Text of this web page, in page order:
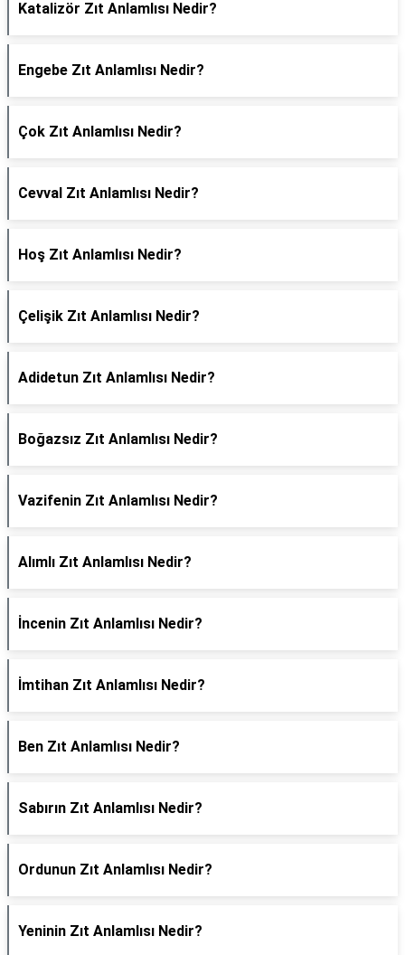
Katalizör Zıt Anlamlısı Nedir?
Engebe Zıt Anlamlısı Nedir?
Çok Zıt Anlamlısı Nedir?
Cevval Zıt Anlamlısı Nedir?
Hoş Zıt Anlamlısı Nedir?
Çelişik Zıt Anlamlısı Nedir?
Adidetun Zıt Anlamlısı Nedir?
Boğazsız Zıt Anlamlısı Nedir?
Vazifenin Zıt Anlamlısı Nedir?
Alımlı Zıt Anlamlısı Nedir?
İncenin Zıt Anlamlısı Nedir?
İmtihan Zıt Anlamlısı Nedir?
Ben Zıt Anlamlısı Nedir?
Sabırın Zıt Anlamlısı Nedir?
Ordunun Zıt Anlamlısı Nedir?
Yeninin Zıt Anlamlısı Nedir?